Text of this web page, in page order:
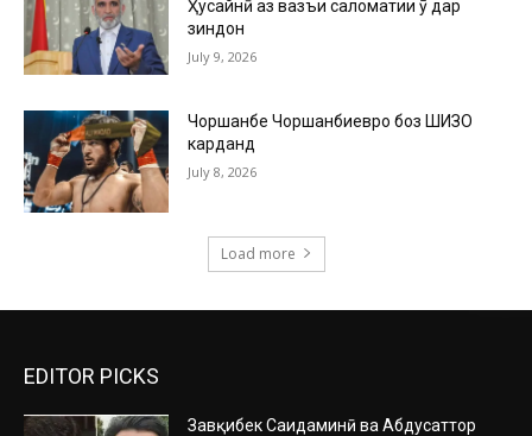
Ҳусайнӣ аз вазъи саломатии ӯ дар
зиндон
July 9, 2026
Чоршанбе Чоршанбиевро боз ШИЗО
карданд
July 8, 2026
Load more
EDITOR PICKS
Завқибек Саидаминӣ ва Абдусаттор